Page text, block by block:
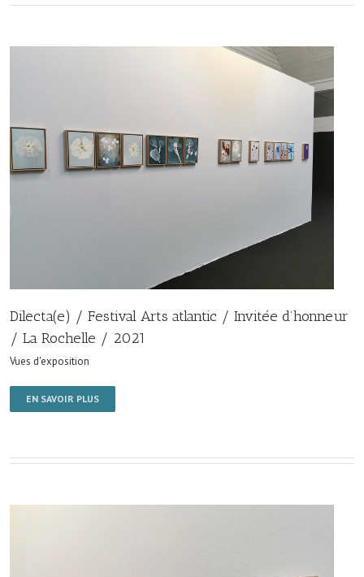
Dilecta(e) / Festival Arts atlantic / Invitée d’honneur
/ La Rochelle / 2021
Vues d'exposition
EN SAVOIR PLUS